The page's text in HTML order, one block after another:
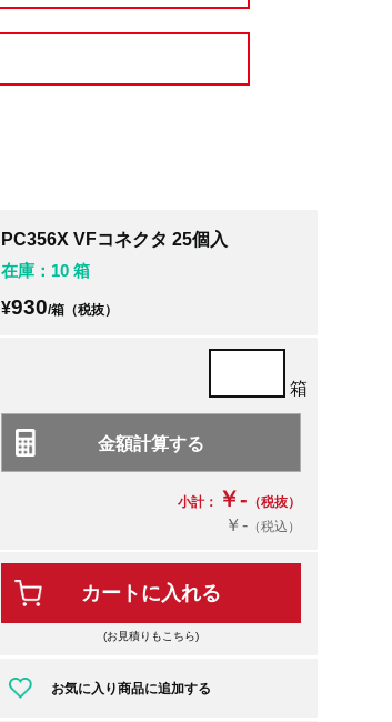
PC356X VFコネクタ 25個入
在庫：10 箱
¥930/箱（税抜）
箱
小計： ￥- （税抜）
￥-（税込）
カートに入れる
(お見積りもこちら)
お気に入り商品に追加する